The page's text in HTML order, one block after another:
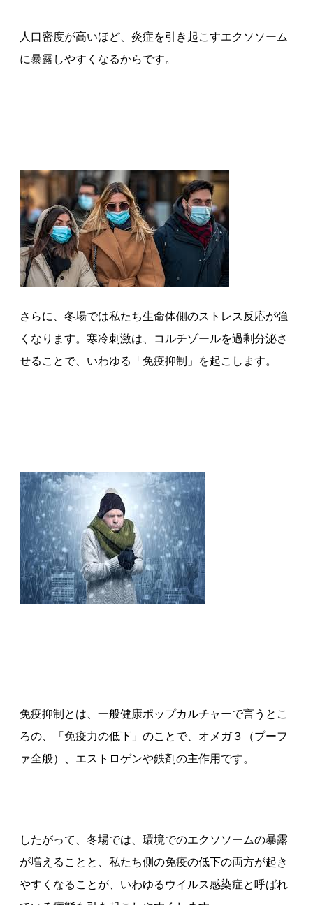
人口密度が高いほど、炎症を引き起こすエクソソーム
に暴露しやすくなるからです。
さらに、冬場では私たち生命体側のストレス反応が強
くなります。寒冷刺激は、コルチゾールを過剰分泌さ
せることで、いわゆる「免疫抑制」を起こします。
免疫抑制とは、一般健康ポップカルチャーで言うとこ
ろの、「免疫力の低下」のことで、オメガ３（プーフ
ァ全般）、エストロゲンや鉄剤の主作用です。
したがって、冬場では、環境でのエクソソームの暴露
が増えることと、私たち側の免疫の低下の両方が起き
やすくなることが、いわゆるウイルス感染症と呼ばれ